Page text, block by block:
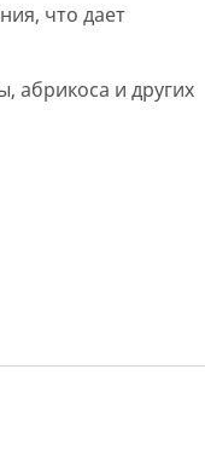
что дает
абрикоса и других